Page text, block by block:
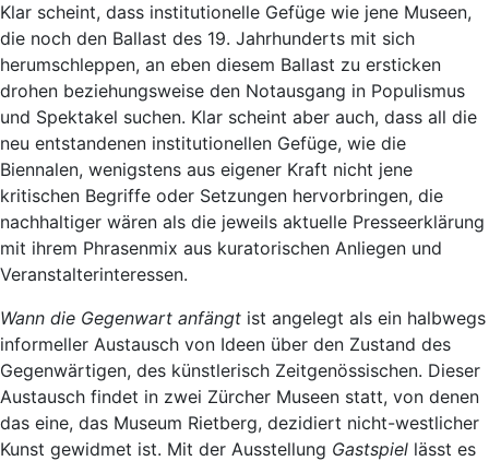
Klar scheint, dass institutionelle Gefüge wie jene Museen,
die noch den Ballast des 19. Jahrhunderts mit sich
herumschleppen, an eben diesem Ballast zu ersticken
drohen beziehungsweise den Notausgang in Populismus
und Spektakel suchen. Klar scheint aber auch, dass all die
neu entstandenen institutionellen Gefüge, wie die
Biennalen, wenigstens aus eigener Kraft nicht jene
kritischen Begriffe oder Setzungen hervorbringen, die
nachhaltiger wären als die jeweils aktuelle Presseerklärung
mit ihrem Phrasenmix aus kuratorischen Anliegen und
Veranstalterinteressen.
Wann die Gegenwart anfängt ist angelegt als ein halbwegs
informeller Austausch von Ideen über den Zustand des
Gegenwärtigen, des künstlerisch Zeitgenössischen. Dieser
Austausch findet in zwei Zürcher Museen statt, von denen
das eine, das Museum Rietberg, dezidiert nicht-westlicher
Kunst gewidmet ist. Mit der Ausstellung Gastspiel lässt es